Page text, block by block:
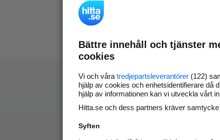
Bättre innehåll och tjänster
cookies
Vi och våra tredjepartsleverantörer (122)
hjälp av cookies och enhetsidentifierare då
hjälp av informationen kan vi utveckla vårt
Hitta.se och dess partners kräver samtycke
Syften